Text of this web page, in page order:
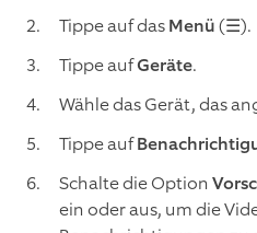
Tippe auf dasMenü(☰).
Tippe aufGeräte.
Wähle das Gerät, das
Tippe auf
Schalte die Option
ein oder aus, um die